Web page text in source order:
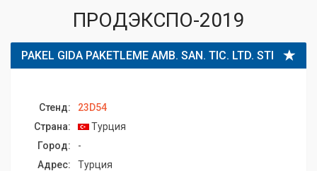
ПРОДЭКСПО-2019
PAKEL GIDA PAKETLEME AMB. SAN. TIC. LTD. STI
Стенд:
23D54
Страна:
Турция
Город:
-
Адрес:
Турция